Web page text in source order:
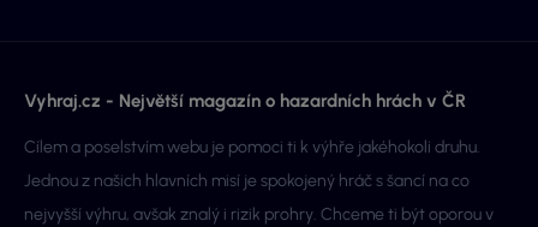
Vyhraj.cz - Největší magazín o hazardních hrách v ČR
Cílem a poselstvím webu je pomoci ti k výhře jakéhokoli druhu.
Jednou z našich hlavních misí je spokojený hráč s šancí na co
nejvyšší výhru, avšak znalý i rizik prohry. Chceme ti být oporou v